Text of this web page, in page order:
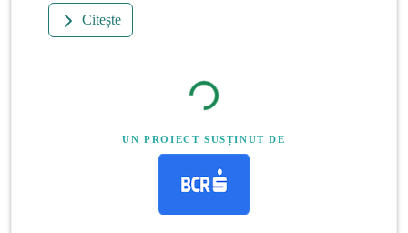
Citește
UN PROIECT SUSȚINUT DE